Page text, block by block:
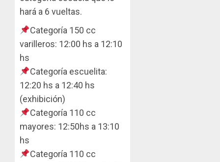
hará a 6 vueltas.
Categoría 150 cc
varilleros: 12:00 hs a 12:10
hs
Categoría escuelita:
12:20 hs a 12:40 hs
(exhibición)
Categoría 110 cc
mayores: 12:50hs a 13:10
hs
Categoría 110 cc